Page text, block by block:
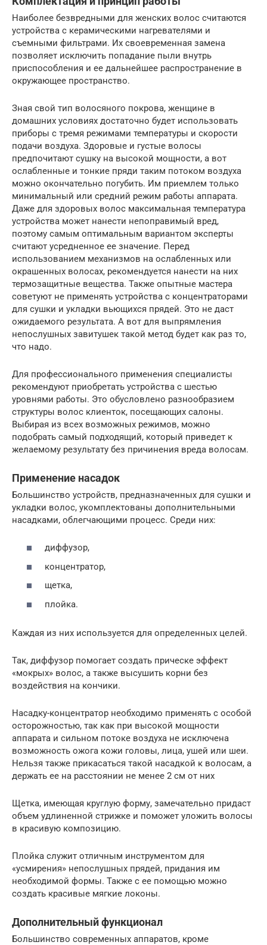
Наиболее безвредными для женских волос считаются
устройства с керамическими нагревателями и
съемными фильтрами. Их своевременная замена
позволяет исключить попадание пыли внутрь
приспособления и ее дальнейшее распространение в
окружающее пространство.
Зная свой тип волосяного покрова, женщине в
домашних условиях достаточно будет использовать
приборы с тремя режимами температуры и скорости
подачи воздуха. Здоровые и густые волосы
предпочитают сушку на высокой мощности, а вот
ослабленные и тонкие пряди таким потоком воздуха
можно окончательно погубить. Им приемлем только
минимальный или средний режим работы аппарата.
Даже для здоровых волос максимальная температура
устройства может нанести непоправимый вред,
поэтому самым оптимальным вариантом эксперты
считают усредненное ее значение. Перед
использованием механизмов на ослабленных или
окрашенных волосах, рекомендуется нанести на них
термозащитные вещества. Также опытные мастера
советуют не применять устройства с концентраторами
для сушки и укладки вьющихся прядей. Это не даст
ожидаемого результата. А вот для выпрямления
непослушных завитушек такой метод будет как раз то,
что надо.
Для профессионального применения специалисты
рекомендуют приобретать устройства с шестью
уровнями работы. Это обусловлено разнообразием
структуры волос клиенток, посещающих салоны.
Выбирая из всех возможных режимов, можно
подобрать самый подходящий, который приведет к
желаемому результату без причинения вреда волосам.
Применение насадок
Большинство устройств, предназначенных для сушки и
укладки волос, укомплектованы дополнительными
насадками, облегчающими процесс. Среди них:
диффузор,
концентратор,
щетка,
плойка.
Каждая из них используется для определенных целей.
Так, диффузор помогает создать прическе эффект
«мокрых» волос, а также высушить корни без
воздействия на кончики.
Насадку-концентратор необходимо применять с особой
осторожностью, так как при высокой мощности
аппарата и сильном потоке воздуха не исключена
возможность ожога кожи головы, лица, ушей или шеи.
Нельзя также прикасаться такой насадкой к волосам, а
держать ее на расстоянии не менее 2 см от них
Щетка, имеющая круглую форму, замечательно придаст
объем удлиненной стрижке и поможет уложить волосы
в красивую композицию.
Плойка служит отличным инструментом для
«усмирения» непослушных прядей, придания им
необходимой формы. Также с ее помощью можно
создать красивые мягкие локоны.
Дополнительный функционал
Большинство современных аппаратов, кроме